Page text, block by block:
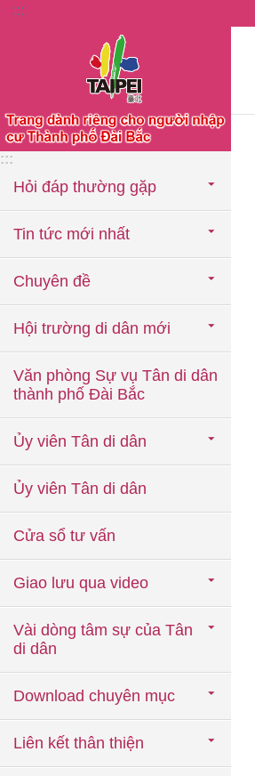
Chuyển đến khối nội dung chính
:::
:::
Hỏi đáp thường gặp
Tin tức mới nhất
Chuyên đề
Hội trường di dân mới
Văn phòng Sự vụ Tân di dân
thành phố Đài Bắc
Ủy viên Tân di dân
Ủy viên Tân di dân
Cửa sổ tư vấn
Giao lưu qua video
Vài dòng tâm sự của Tân
di dân
Download chuyên mục
Liên kết thân thiện